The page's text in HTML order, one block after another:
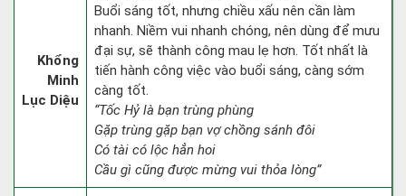
Khổng
Minh
Lục Diệu
Buổi sáng tốt, nhưng chiều xấu nên cần làm
nhanh. Niềm vui nhanh chóng, nên dùng để mưu
đại sự, sẽ thành công mau lẹ hơn. Tốt nhất là
tiến hành công việc vào buổi sáng, càng sớm
càng tốt.
“Tốc Hỷ là bạn trùng phùng
Gặp trùng gặp bạn vợ chồng sánh đôi
Có tài có lộc hẳn hoi
Cầu gì cũng được mừng vui thỏa lòng”